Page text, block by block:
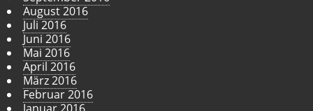
August 2016
Juli 2016
Juni 2016
Mai 2016
April 2016
März 2016
Februar 2016